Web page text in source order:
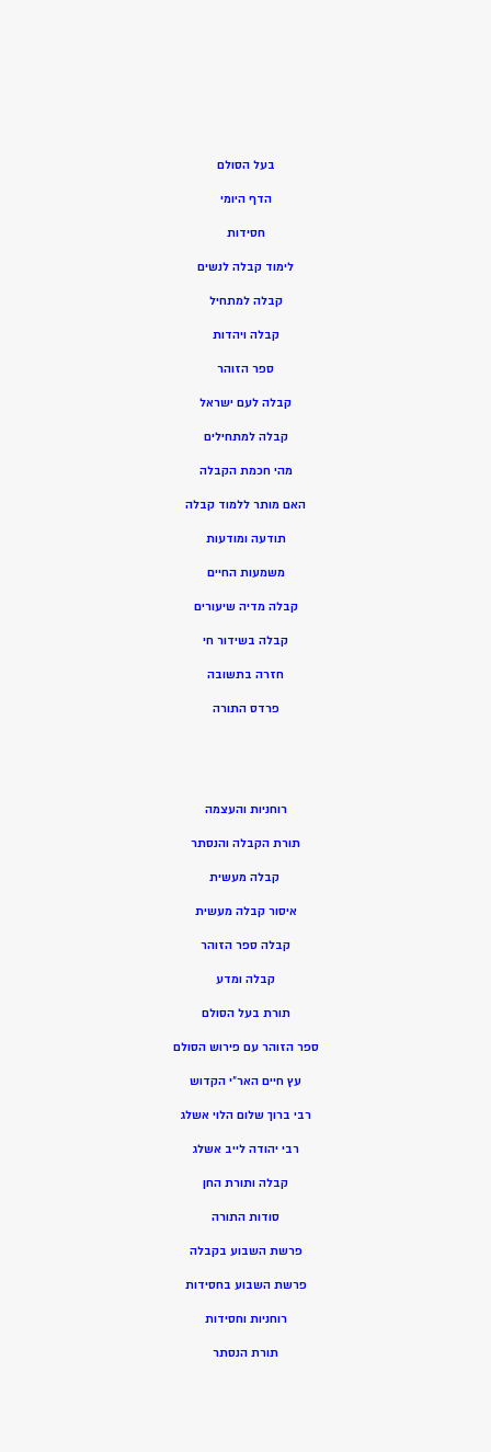
בעל הסולם
הדף היומי
חסידות
לימוד קבלה לנשים
קבלה למתחיל
קבלה ויהדות
ספר הזוהר
קבלה לעם ישראל
קבלה למתחילים
מהי חכמת הקבלה
האם מותר ללמוד קבלה
תודעה ומודעות
משמעות החיים
קבלה מדיה שיעורים
קבלה בשידור חי
חזרה בתשובה
פרדס התורה
רוחניות והעצמה
תורת הקבלה והנסתר
קבלה מעשית
איסור קבלה מעשית
קבלה ספר הזוהר
קבלה ומדע
תורת בעל הסולם
ספר הזוהר עם פירוש הסולם
עץ חיים האר”י הקדוש
רבי ברוך שלום הלוי אשלג
רבי יהודה לייב אשלג
קבלה ותורת החן
סודות התורה
פרשת השבוע בקבלה
פרשת השבוע בחסידות
רוחניות וחסידות
תורת הנסתר